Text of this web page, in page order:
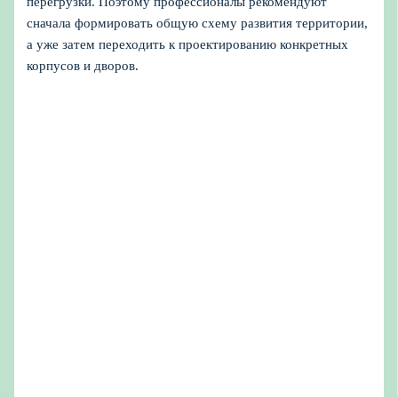
сначала формировать общую схему развития территории,
а уже затем переходить к проектированию конкретных
корпусов и дворов.